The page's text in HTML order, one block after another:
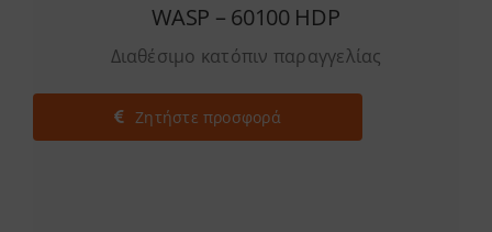
WASP – 60100 HDP
Διαθέσιμο κατόπιν παραγγελίας
Ζητήστε προσφορά